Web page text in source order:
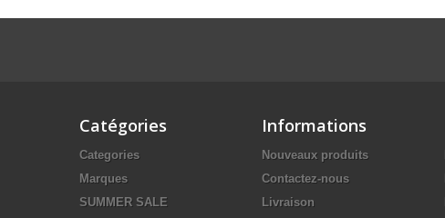
Catégories
Categories
Marques
SUMMER SALE
Informations
Nouveaux produits
Contactez-nous
Livraison